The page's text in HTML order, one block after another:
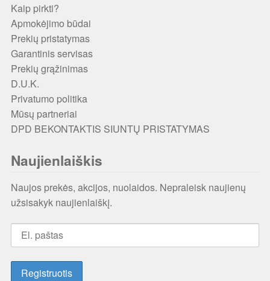
Kaip pirkti?
Apmokėjimo būdai
Prekių pristatymas
Garantinis servisas
Prekių grąžinimas
D.U.K.
Privatumo politika
Mūsų partneriai
DPD BEKONTAKTIS SIUNTŲ PRISTATYMAS
Naujienlaiškis
Naujos prekės, akcijos, nuolaidos. Nepraleisk naujienų
užsisakyk naujienlaiškį.